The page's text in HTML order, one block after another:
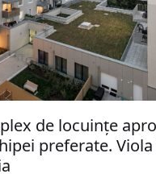
de locuinţe
preferate. Viola